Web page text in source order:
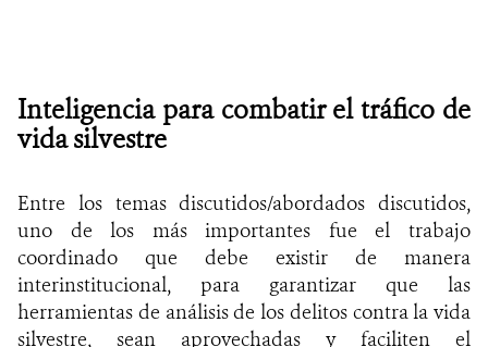
Inteligencia para combatir el tráfico de
vida silvestre
Entre los temas discutidos/abordados discutidos,
uno de los más importantes fue el trabajo
coordinado que debe existir de manera
interinstitucional, para garantizar que las
herramientas de análisis de los delitos contra la vida
silvestre, sean aprovechadas y faciliten el